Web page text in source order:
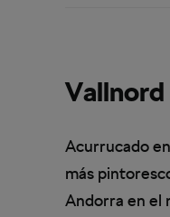
Acurrucado
más
Andorra en el